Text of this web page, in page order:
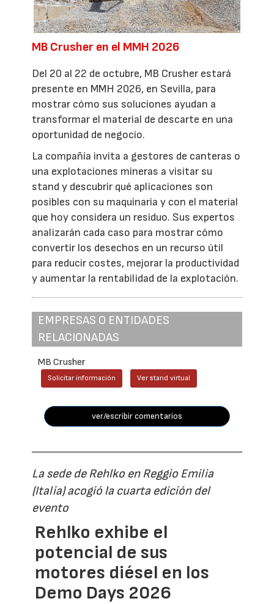
MB Crusher en el MMH 2026
Del 20 al 22 de octubre, MB Crusher estará
presente en MMH 2026, en Sevilla, para
mostrar cómo sus soluciones ayudan a
transformar el material de descarte en una
oportunidad de negocio.
La compañía invita a gestores de canteras o
una explotaciones mineras a visitar su
stand y descubrir qué aplicaciones son
posibles con su maquinaria y con el material
que hoy considera un residuo. Sus expertos
analizarán cada caso para mostrar cómo
convertir los desechos en un recurso útil
para reducir costes, mejorar la productividad
y aumentar la rentabilidad de la explotación.
EMPRESAS O ENTIDADES
RELACIONADAS
MB Crusher
Solicitar información Ver stand virtual
ver/escribir comentarios
La sede de Rehlko en Reggio Emilia
(Italia) acogió la cuarta edición del
evento
Rehlko exhibe el
potencial de sus
motores diésel en los
Demo Days 2026